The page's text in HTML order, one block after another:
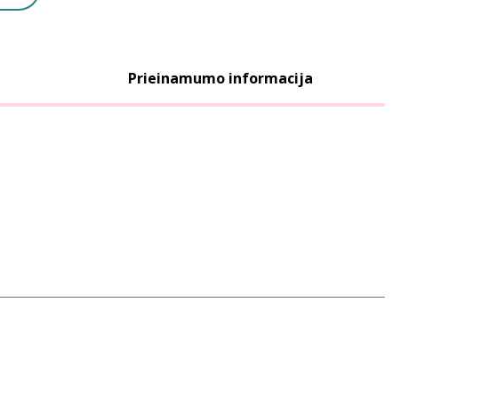
Prieinamumo informacija